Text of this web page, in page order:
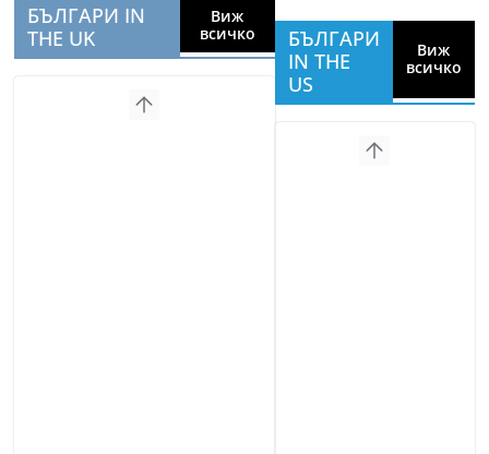
БЪЛГАРИ IN
THE UK
Виж
всичко
БЪЛГАРИ
IN THE
US
Виж
всичко